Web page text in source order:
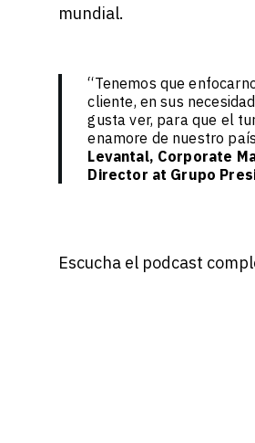
mundial.
“Tenemos que
cliente, en sus
gusta ver, para que el
enamore de nuestro
Levantal, Corporate
Director at Grupo
Escucha el podcast